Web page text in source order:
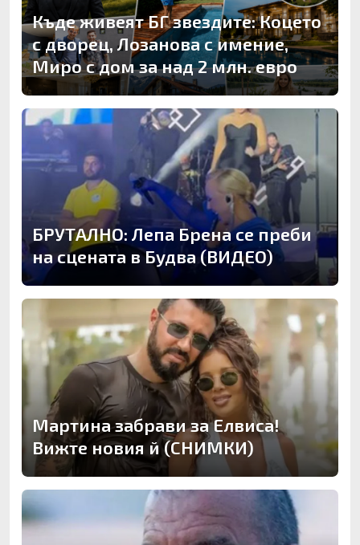
Къде живеят БГ звездите: Коцето
с дворец, Лозанова с имение,
Миро с дом за над 2 млн. евро
БРУТАЛНО: Лепа Брена се преби
на сцената в Будва (ВИДЕО)
Мартина забрави за Елвиса!
Вижте новия й (СНИМКИ)